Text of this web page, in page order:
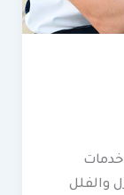
والفلل